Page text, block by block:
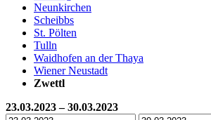
Neunkirchen
Scheibbs
St. Pölten
Tulln
Waidhofen an der Thaya
Wiener Neustadt
Zwettl
23.03.2023 – 30.03.2023